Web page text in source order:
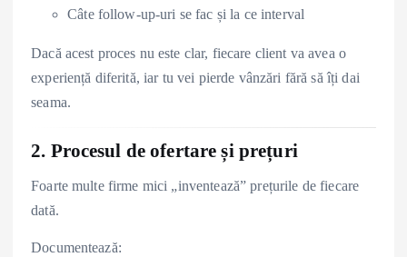
Câte follow-up-uri se fac și la ce interval
Dacă acest proces nu este clar, fiecare client va avea o
experiență diferită, iar tu vei pierde vânzări fără să îți dai
seama.
2. Procesul de ofertare și prețuri
Foarte multe firme mici „inventează” prețurile de fiecare
dată.
Documentează: